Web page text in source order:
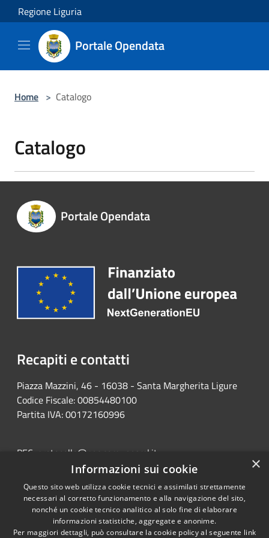
Salta al contenuto principale
Regione Liguria
Portale Opendata
Home > Catalogo
Catalogo
Portale Opendata
Recapiti e contatti
Piazza Mazzini, 46 - 16038 - Santa Margherita Ligure
Codice Fiscale: 00854480100
Partita IVA: 00172160996
PEC: protocollo@pec.comunesml.it
Centralino Unico: 0185 2051
Copyright © 2026 • Portale
×
Informazioni sui cookie
Questo sito web utilizza cookie tecnici e assimilati strettamente
necessari al corretto funzionamento e alla navigazione del sito,
nonché un cookie tecnico analitico al solo fine di elaborare
informazioni statistiche, aggregate e anonime.
Per maggiori dettagli, può consultare la cookie policy al seguente link